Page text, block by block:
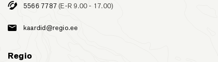
5566 7787 (E-R 9.00 - 17.00)
kaardid@regio.ee
Regio